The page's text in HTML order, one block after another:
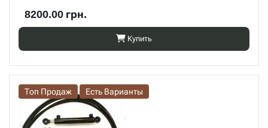
8200.00 грн.
Купить
Топ Продаж Есть Варианты